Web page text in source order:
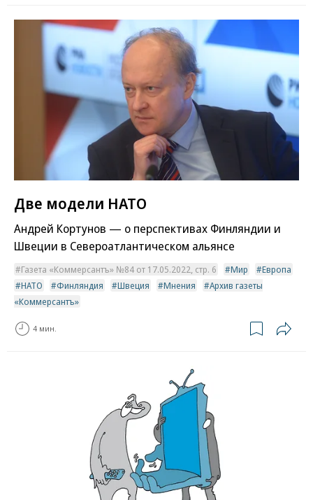
Две модели НАТО
Андрей Кортунов — о перспективах Финляндии и
Швеции в Североатлантическом альянсе
Газета «Коммерсантъ» №84 от 17.05.2022, стр. 6 Мир
Европа
НАТО
Финляндия Швеция Мнения
Архив газеты
«Коммерсантъ»
4 мин.